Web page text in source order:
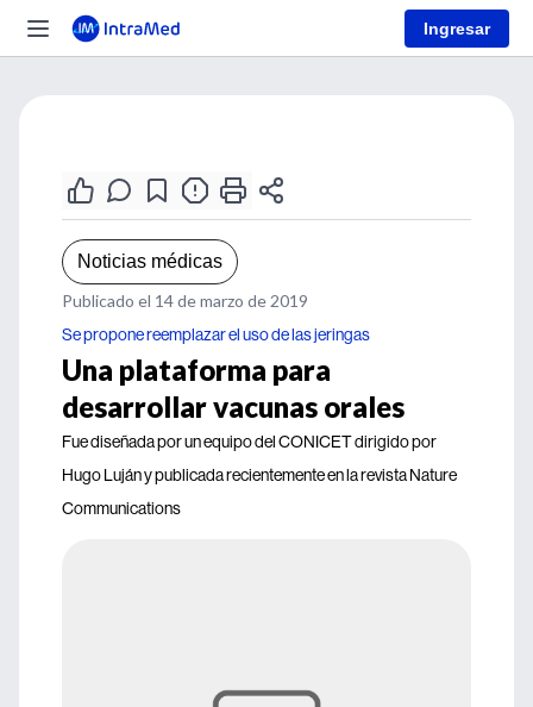
Ingresar
Noticias médicas
Publicado el 14 de marzo de 2019
Se propone reemplazar el uso de las jeringas
Una plataforma para
desarrollar vacunas orales
Fue diseñada por un equipo del CONICET dirigido por
Hugo Luján y publicada recientemente en la revista Nature
Communications